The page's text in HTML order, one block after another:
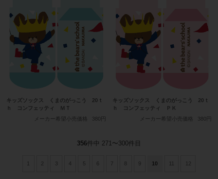
キッズソックス くまのがっこう 20ｔ
ｈ コンフェッティ ＭＴ
メーカー希望小売価格
380円
キッズソックス くまのがっこう 20ｔ
ｈ コンフェッティ ＰＫ
メーカー希望小売価格
380円
356件中 271〜300件目
2 3 4 5 6 7 8 9 10 12